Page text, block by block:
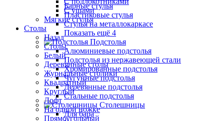
Барные стулья
Пластиковые стулья
Стулья на металлокаркасе
Показать ещё 4
Подстолья
Алюминиевые подстолья
Подстолья из нержавеющей стали
Хромированные подстолья
Чугунные подстолья
Деревянные подстолья
Стальные подстолья
Столешницы
Для бара
С ушами
Мягкие стулья
Столы
Назад
Столы
Белый
Деревянные столы
Журнальные столики
Квадратный
Круглый
Лофт
На одной ножке
Прямоугольный